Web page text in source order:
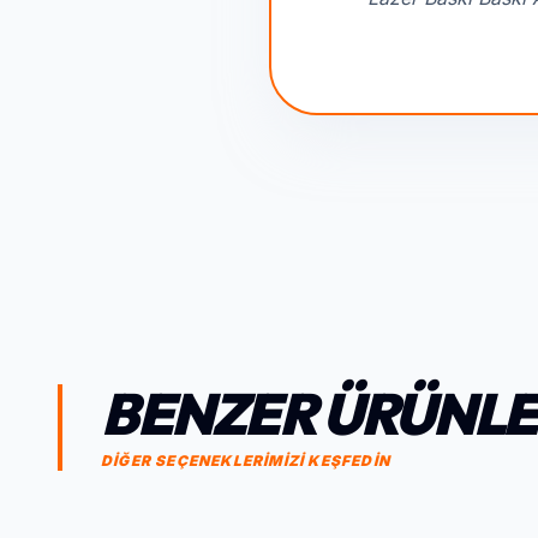
BENZER
DİĞER SEÇENEKLERİMİZİ KEŞFEDİN